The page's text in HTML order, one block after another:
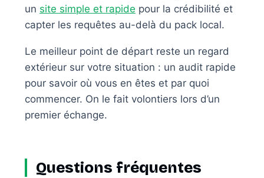
un site simple et rapide pour la crédibilité et
capter les requêtes au-delà du pack local.
Le meilleur point de départ reste un regard
extérieur sur votre situation : un audit rapide
pour savoir où vous en êtes et par quoi
commencer. On le fait volontiers lors d’un
premier échange.
Questions fréquentes